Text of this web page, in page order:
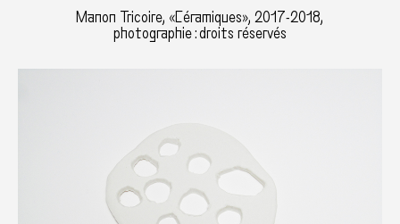
Manon Tricoire, «Céramiques», 2017-2018,
photographie : droits réservés